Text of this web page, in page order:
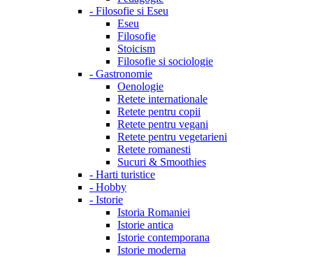
- Filosofie si Eseu
Eseu
Filosofie
Stoicism
Filosofie si sociologie
- Gastronomie
Oenologie
Retete internationale
Retete pentru copii
Retete pentru vegani
Retete pentru vegetarieni
Retete romanesti
Sucuri & Smoothies
- Harti turistice
- Hobby
- Istorie
Istoria Romaniei
Istorie antica
Istorie contemporana
Istorie moderna